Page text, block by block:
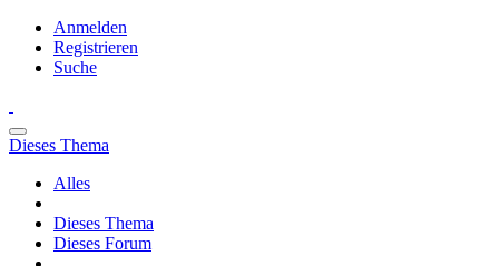
Anmelden
Registrieren
Suche
Dieses Thema
Alles
Dieses Thema
Dieses Forum